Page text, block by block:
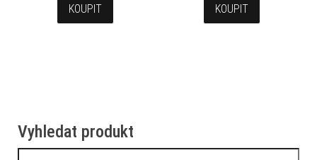
KOUPIT KOUPIT
Vyhledat produkt